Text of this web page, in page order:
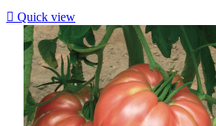
 Quick view